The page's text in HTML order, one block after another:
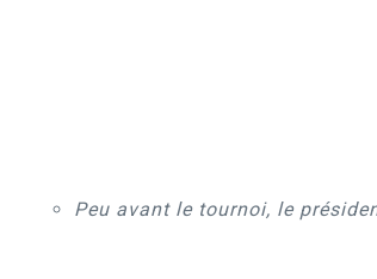
Peu avant le tournoi, le